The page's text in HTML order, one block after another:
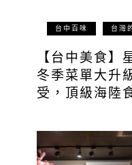
台中百味 台灣
【台中美食】
冬季菜單大升
受，頂級海陸